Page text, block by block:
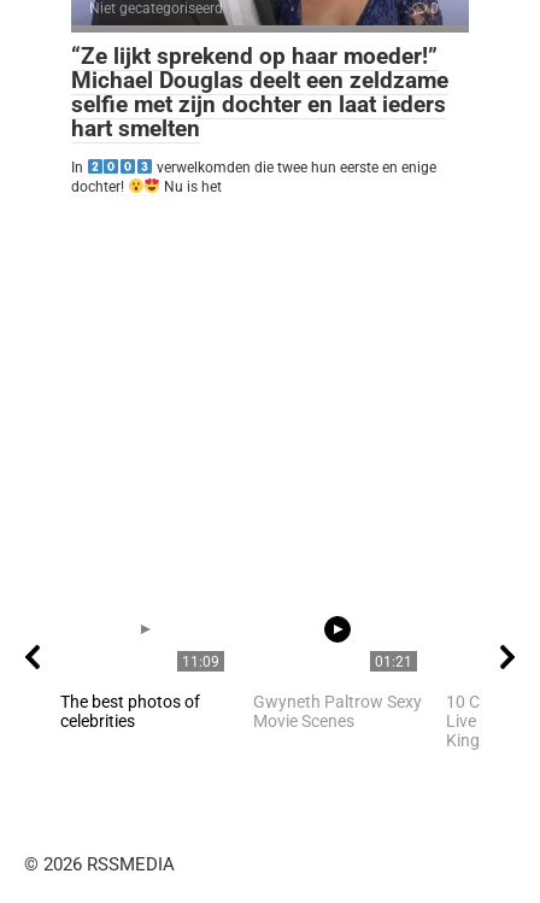
Niet gecategoriseerd 0
“Ze lijkt sprekend op haar moeder!”
Michael Douglas deelt een zeldzame
selfie met zijn dochter en laat ieders
hart smelten
In
verwelkomden die twee hun eerste en enige
dochter!
Nu is het
11:09
The best photos of
celebrities
01:21
Gwyneth Paltrow Sexy
Movie Scenes
10
Live In
Kingdom
© 2026 RSSMEDIA